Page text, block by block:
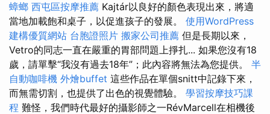
蟑螂 西屯區按摩推薦 Kajtár以良好的顏色表現出來，將適
當地加載飽和桌子，以促進孩子的發展。 使用WordPress
建構優質網站 台胞證照片 搬家公司推薦 但是長期以來，
Vetro的同志一直在嚴重的胃部問題上掙扎... 如果您沒有18
歲，請單擊“我沒有過去18年”；此內容將無法為您提供。 半
自動咖啡機 外燴buffet 這些作品在單個snitt中記錄下來，
而無需切割，也提供了出色的視覺體驗。 學習按摩技巧課
程 難怪，我們時代最好的攝影師之一RévMarcell在相機後